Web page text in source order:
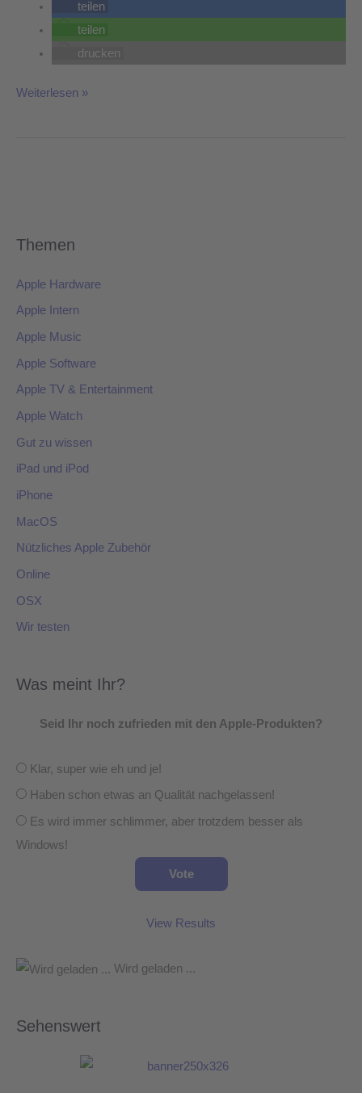
teilen
teilen
drucken
Weiterlesen »
Themen
Apple Hardware
Apple Intern
Apple Music
Apple Software
Apple TV & Entertainment
Apple Watch
Gut zu wissen
iPad und iPod
iPhone
MacOS
Nützliches Apple Zubehör
Online
OSX
Wir testen
Was meint Ihr?
Seid Ihr noch zufrieden mit den Apple-Produkten?
Klar, super wie eh und je!
Haben schon etwas an Qualität nachgelassen!
Es wird immer schlimmer, aber trotzdem besser als
Windows!
View Results
Wird geladen ...
Sehenswert